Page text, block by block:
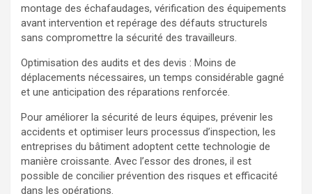
montage des échafaudages, vérification des équipements
avant intervention et repérage des défauts structurels
sans compromettre la sécurité des travailleurs.
Optimisation des audits et des devis : Moins de
déplacements nécessaires, un temps considérable gagné
et une anticipation des réparations renforcée.
Pour améliorer la sécurité de leurs équipes, prévenir les
accidents et optimiser leurs processus d’inspection, les
entreprises du bâtiment adoptent cette technologie de
manière croissante. Avec l’essor des drones, il est
possible de concilier prévention des risques et efficacité
dans les opérations.